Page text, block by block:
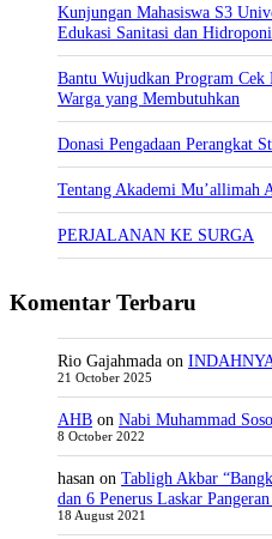
Kunjungan Mahasiswa S3
Edukasi Sanitasi dan
Bantu Wujudkan Program Cek
Warga yang Membutuhkan
Donasi Pengadaan Perangkat
Tentang Akademi Mu’allimah
PERJALANAN KE SURGA
Komentar Terbaru
Rio Gajahmada on
21 October 2025
AHB on Nabi Muhammad
8 October 2022
hasan on Tabligh Akbar
dan 6 Penerus Laskar
18 August 2021